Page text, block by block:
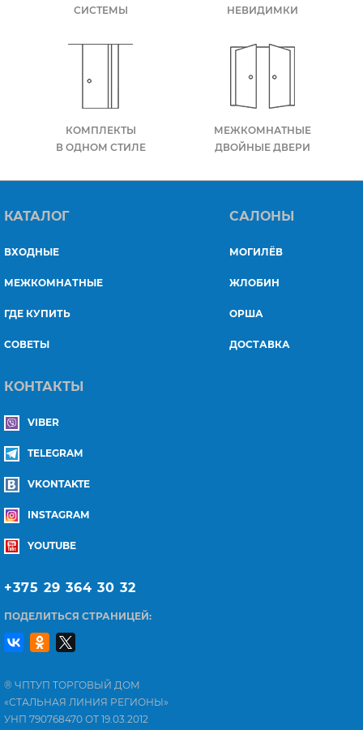
СИСТЕМЫ
НЕВИДИМКИ
КОМПЛЕКТЫ
В ОДНОМ СТИЛЕ
МЕЖКОМНАТНЫЕ
ДВОЙНЫЕ ДВЕРИ
КАТАЛОГ
ВХОДНЫЕ
МЕЖКОМНАТНЫЕ
ГДЕ КУПИТЬ
СОВЕТЫ
САЛОНЫ
МОГИЛЁВ
ЖЛОБИН
ОРША
ДОСТАВКА
КОНТАКТЫ
VIBER
TELEGRAM
VKONTAKTE
INSTAGRAM
YOUTUBE
+375 29 364 30 32
ПОДЕЛИТЬСЯ СТРАНИЦЕЙ:
® ЧПТУП ТОРГОВЫЙ ДОМ
«СТАЛЬНАЯ ЛИНИЯ РЕГИОНЫ»
УНП 790768470 ОТ 19.03.2012